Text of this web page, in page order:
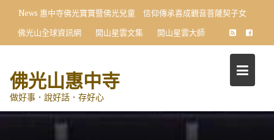
content
News 惠中寺佛光寶寶暨佛光兒童 信仰傳承喜成觀音菩薩契子女
佛光山全球資訊網
開山星雲文集 開山星雲大師
佛光山惠中寺
做好事．說好話．存好心